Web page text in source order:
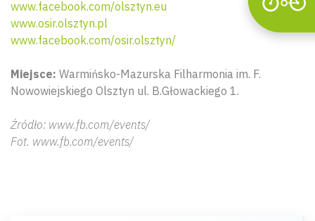
www.facebook.com/olsztyn.eu
www.osir.olsztyn.pl
www.facebook.com/osir.olsztyn/
Miejsce: Warmińsko-Mazurska Filharmonia im. F.
Nowowiejskiego Olsztyn ul. B.Głowackiego 1.
Źródło: www.fb.com/events/
Fot. www.fb.com/events/